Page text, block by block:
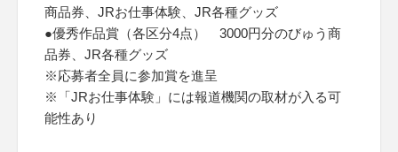
商品券、JRお仕事体験、JR各種グッズ
●優秀作品賞（各区分4点） 3000円分のびゅう商
品券、JR各種グッズ
※応募者全員に参加賞を進呈
※「JRお仕事体験」には報道機関の取材が入る可
能性あり